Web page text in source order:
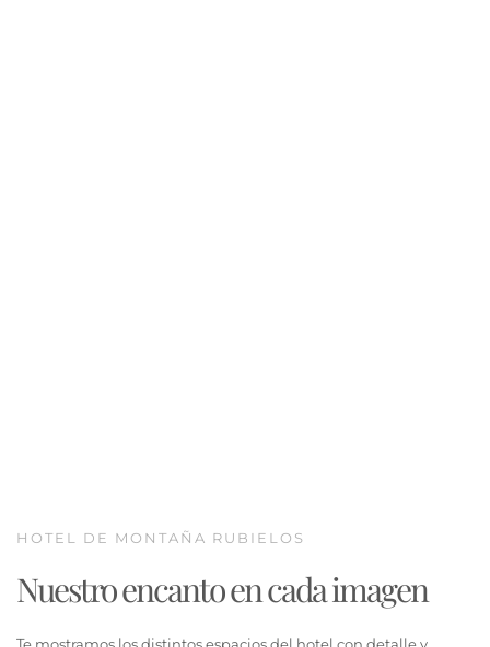
HOTEL DE MONTAÑA RUBIELOS
Nuestro encanto en cada imagen